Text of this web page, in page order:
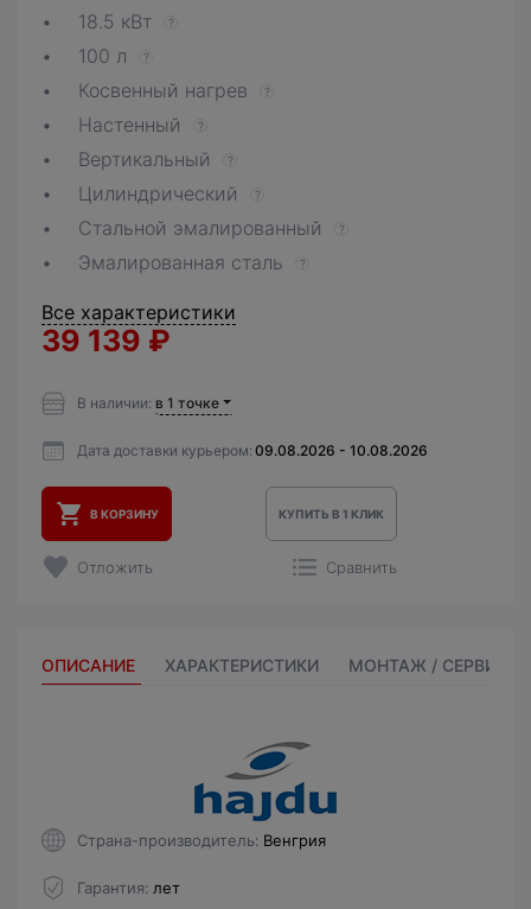
18.5 кВт ?
100 л ?
Косвенный нагрев ?
Настенный ?
Вертикальный ?
Цилиндрический ?
Стальной эмалированный ?
Эмалированная сталь ?
Все характеристики
39 139 ₽
В наличии: в 1 точке
Дата доставки курьером: 09.08.2026 - 10.08.2026
В КОРЗИНУ КУПИТЬ В 1 КЛИК
Отложить Сравнить
ОПИСАНИЕ ХАРАКТЕРИСТИКИ МОНТАЖ / СЕРВИС
Страна-производитель Венгрия
Гарантия лет